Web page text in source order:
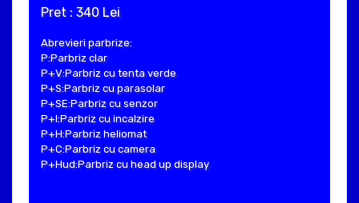
Pret : 340 Lei
Abrevieri parbrize:
P:Parbriz clar
P+V:Parbriz cu tenta verde
P+S:Parbriz cu parasolar
P+SE:Parbriz cu senzor
P+I:Parbriz cu incalzire
P+H:Parbriz heliomat
P+C:Parbriz cu camera
P+Hud:Parbriz cu head up display